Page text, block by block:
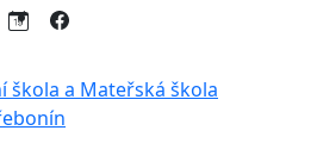
škola a Mateřská škola